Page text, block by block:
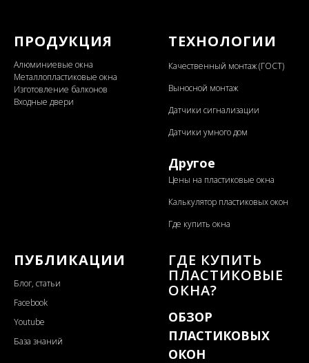
ПРОДУКЦИЯ
Алюминиевые окна
Металлопластиковые окна
Изготовление балконов
Входные двери
ТЕХНОЛОГИИ
Качественный монтаж (ГОСТ)
Выносной монтаж
Датчики сигнализации
Датчики умного дом
Другое
Цены на пластиковые окна
Калькулятор пластиковых окон
Где купить окна
ПУБЛИКАЦИИ
Блог, статьи
Facebook
Youtube
База знаний
ГДЕ КУПИТЬ
ПЛАСТИКОВЫЕ
ОКНА?
ОБЗОР
ПЛАСТИКОВЫХ
ОКОН